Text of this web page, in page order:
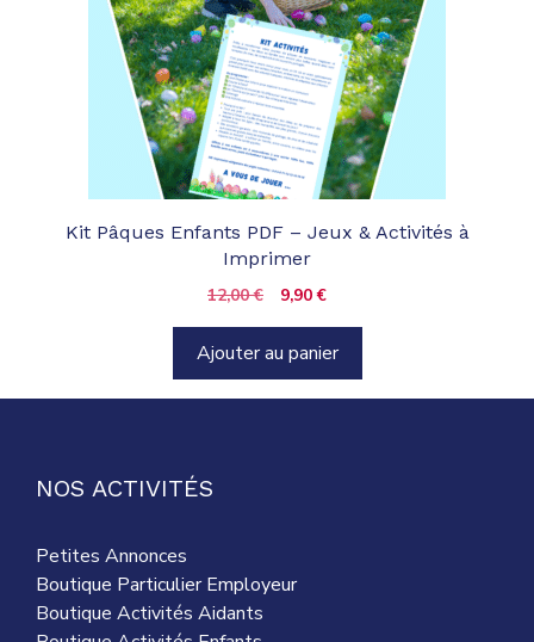
Kit Pâques Enfants PDF – Jeux & Activités à
Imprimer
12,00€
Le
initial
était :
9,90€Le
est :
Ajouter au panier
NOS ACTIVITÉS
Petites Annonces
Boutique Particulier Employeur
Boutique Activités Aidants